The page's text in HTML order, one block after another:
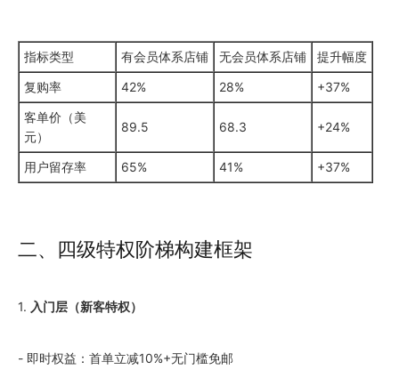
指标类型 有会员体系店铺 无会员体系店铺
提升幅度
复购率
42% 28%
+37%
客单价（美
元）
89.5 68.3 +24%
用户留存率 65% 41% +37%
二、四级特权阶梯构建框架
1. 入门层（新客特权）
- 即时权益：首单立减10%+无门槛免邮